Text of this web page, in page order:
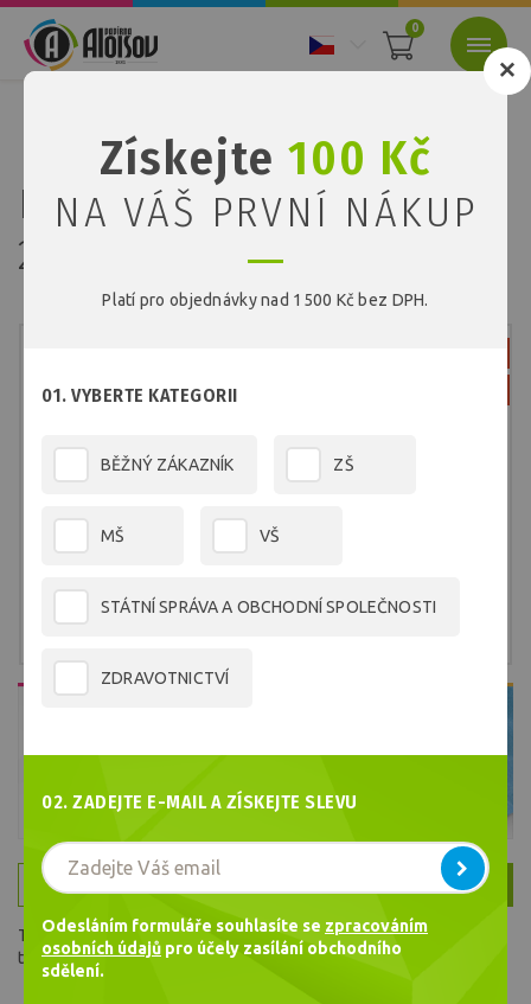
0
Papírová travní taška 240x310x100mm
Papírová travní taška
240x310x100mm
Balení 20 ks
Taška s rodokmenem, 60 recyklovaný kraftový papír a 40% sušené
trávy
Získejte100 Kč
NA VÁŠ PRVNÍ NÁKUP
Platí pro objednávky nad 1500 Kč bez DPH.
01. VYBERTE KATEGORII
BĚŽNÝ ZÁKAZNÍK ZŠ
MŠ VŠ
STÁTNÍ SPRÁVA A OBCHODNÍ SPOLEČNOSTI
ZDRAVOTNICTVÍ
02. ZADEJTE E-MAIL A ZÍSKEJTE SLEVU
Odesláním formuláře souhlasíte se zpracováním
osobních údajů pro účely zasílání obchodního
sdělení.